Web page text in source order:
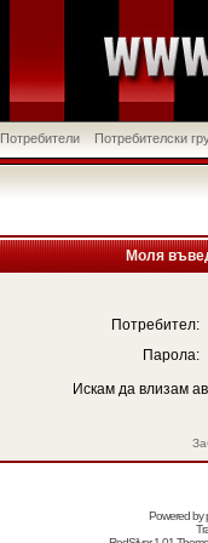
Потребители Потребителски
Моля
Потребител:
Парола:
Искам да влизам
Powered by